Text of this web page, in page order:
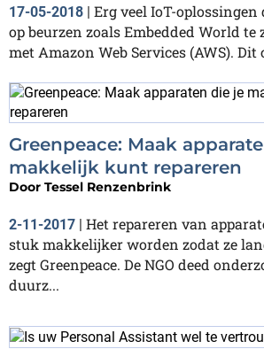
17-05-2018 | Erg veel IoT-oplossingen
op beurzen zoals Embedded World te
met Amazon Web Services (AWS). Dit
Greenpeace: Maak
makkelijk kunt repareren
Door Tessel Renzenbrink
2-11-2017 | Het repareren van
stuk makkelijker worden zodat ze
zegt Greenpeace. De NGO deed
duurz...